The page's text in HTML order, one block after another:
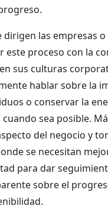
dirigen las empresas
este proceso con la
sus culturas
hablar sobre la
o conservar la
sea posible.
del negocio y
se necesitan
para dar
sobre el